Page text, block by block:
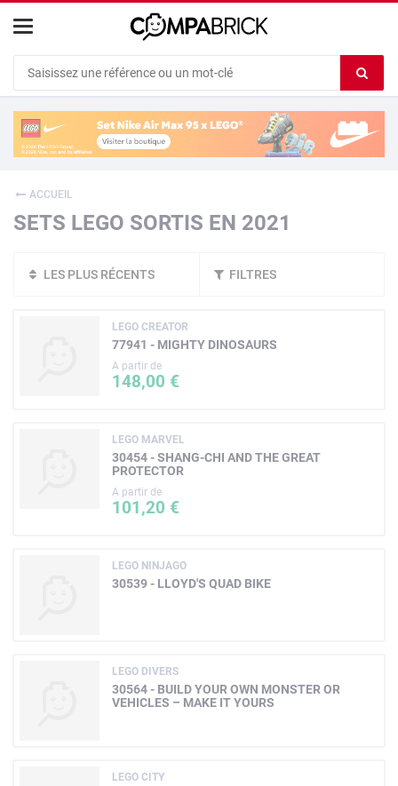
le
ACCUEIL
SETS LEGO SORTIS EN 2021
LES PLUS RÉCENTS FILTRES
LEGO CREATOR
77941 - MIGHTY DINOSAURS
A partir de
148,00 €
LEGO MARVEL
30454 - SHANG-CHI AND THE GREAT
PROTECTOR
A partir de
101,20 €
LEGO NINJAGO
30539 - LLOYD'S QUAD BIKE
LEGO DIVERS
30564 - BUILD YOUR OWN MONSTER OR
VEHICLES – MAKE IT YOURS
LEGO CITY
Cookies management panel